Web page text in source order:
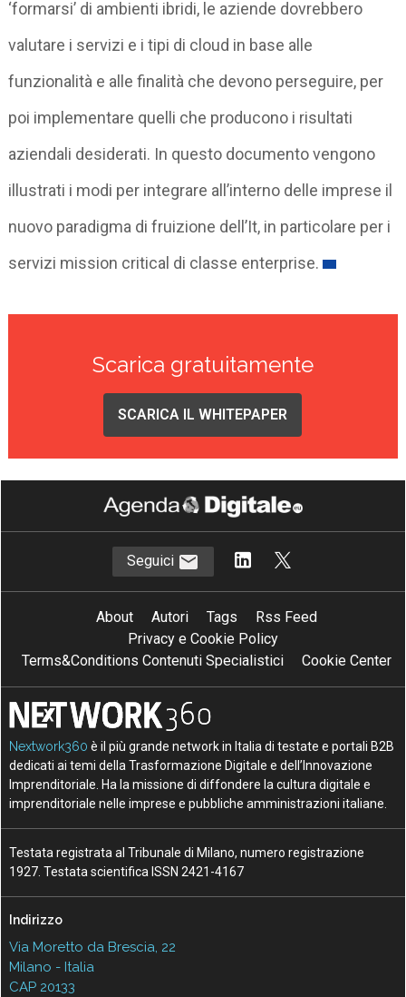
‘formarsi’ di ambienti ibridi, le aziende dovrebbero
valutare i servizi e i tipi di cloud in base alle
funzionalità e alle finalità che devono perseguire, per
poi implementare quelli che producono i risultati
aziendali desiderati. In questo documento vengono
illustrati i modi per integrare all’interno delle imprese il
nuovo paradigma di fruizione dell’It, in particolare per i
servizi mission critical di classe enterprise.
Scarica gratuitamente
SCARICA IL WHITEPAPER
Seguici
About Autori Tags
Rss Feed
Privacy e Cookie Policy
Terms&Conditions Contenuti Specialistici
Cookie Center
Nextwork360 è il più grande network in Italia di testate e portali B2B
dedicati ai temi della Trasformazione Digitale e dell’Innovazione
Imprenditoriale. Ha la missione di diffondere la cultura digitale e
imprenditoriale nelle imprese e pubbliche amministrazioni italiane.
Testata registrata al Tribunale di Milano, numero registrazione
1927. Testata scientifica ISSN 2421-4167
Indirizzo
Via Moretto da Brescia, 22
Milano - Italia
CAP 20133